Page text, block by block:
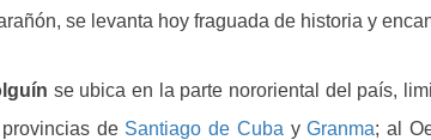
se levanta hoy fraguada de historia y
se ubica en la parte nororiental del país,
de Santiago de Cuba yGranma; al